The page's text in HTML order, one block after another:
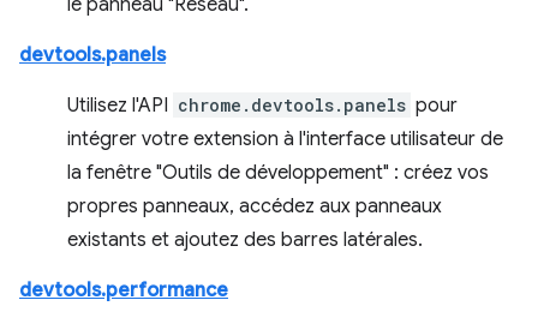
le panneau "Réseau".
devtools.panels
Utilisez l'API chrome.devtools.panels pour
intégrer votre extension à l'interface utilisateur de
la fenêtre "Outils de développement" : créez vos
propres panneaux, accédez aux panneaux
existants et ajoutez des barres latérales.
devtools.performance